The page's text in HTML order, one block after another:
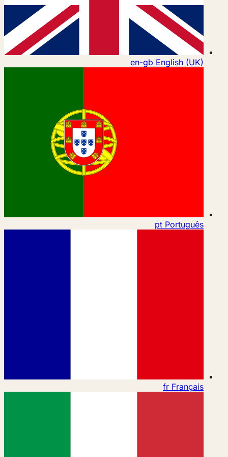
en-gb English (UK)
pt Português
fr Français